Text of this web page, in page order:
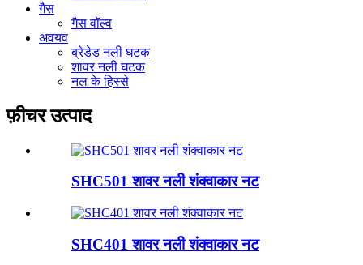
गैस
गैस वाॅल्व
अवयव
ब्रेडेड नली घटक
शावर नली घटक
नल के हिस्से
फ़ीचर उत्पाद
SHC501 शावर नली शंक्वाकार नट
SHC401 शावर नली शंक्वाकार नट